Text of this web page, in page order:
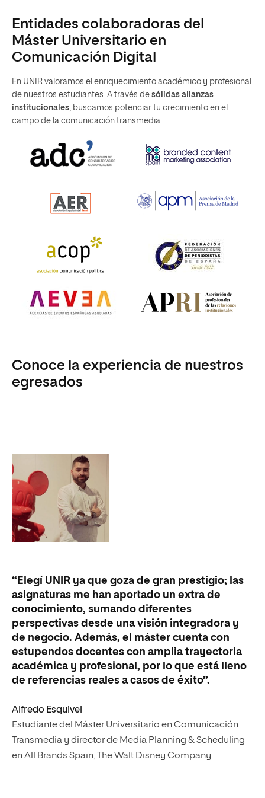
Entidades colaboradoras del
Máster Universitario en
Comunicación Digital
En UNIR valoramos el enriquecimiento académico y profesional
de nuestros estudiantes. A través de sólidas alianzas
institucionales , buscamos potenciar tu crecimiento en el
campo de la comunicación transmedia.
Conoce la experiencia de nuestros
egresados
“Elegí UNIR ya que goza de gran prestigio; las
asignaturas me han aportado un extra de
conocimiento, sumando diferentes
perspectivas desde una visión integradora y
de negocio. Además, el máster cuenta con
estupendos docentes con amplia trayectoria
académica y profesional, por lo que está lleno
de referencias reales a casos de éxito”.
Alfredo Esquivel
Estudiante del Máster Universitario en Comunicación
Transmedia y director de Media Planning & Scheduling
en All Brands Spain, The Walt Disney Company